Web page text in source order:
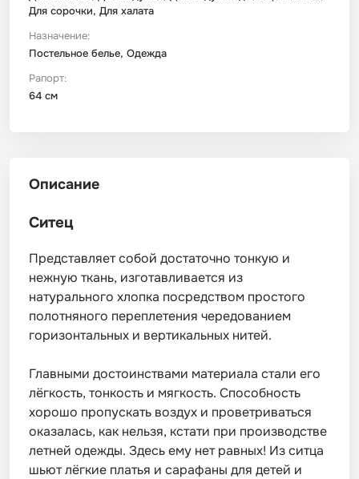
Для сорочки, Для халата
Назначение:
Постельное белье, Одежда
Рапорт:
64 см
Описание
Ситец
Представляет собой достаточно тонкую и
нежную ткань, изготавливается из
натурального хлопка посредством простого
полотняного переплетения чередованием
горизонтальных и вертикальных нитей.
Главными достоинствами материала стали его
лёгкость, тонкость и мягкость. Способность
хорошо пропускать воздух и проветриваться
оказалась, как нельзя, кстати при производстве
летней одежды. Здесь ему нет равных! Из ситца
шьют лёгкие платья и сарафаны для детей и